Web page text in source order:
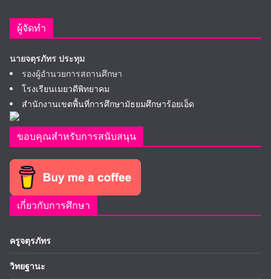
ผู้จัดทำ
นายจตุรภัทร ประทุม
รองผู้อำนวยการสถานศึกษา
โรงเรียนเมยวดีพิทยาคม
สำนักงานเขตพื้นที่การศึกษามัธยมศึกษาร้อยเอ็ด
ขอบคุณสำหรับการสนับสนุน
เกี่ยวกับการศึกษา
ครูจตุรภัทร
วิทยฐานะ